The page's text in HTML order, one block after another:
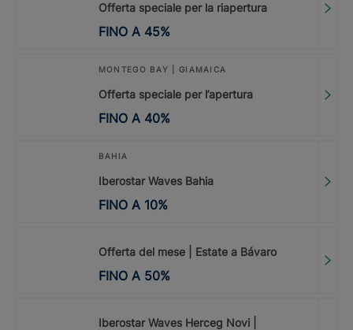
Offerta speciale per la riapertura
FINO A 45%
MONTEGO BAY | GIAMAICA
Offerta speciale per l’apertura
FINO A 40%
BAHIA
Iberostar Waves Bahia
FINO A 10%
Offerta del mese | Estate a Bávaro
FINO A 50%
Iberostar Waves Herceg Novi |